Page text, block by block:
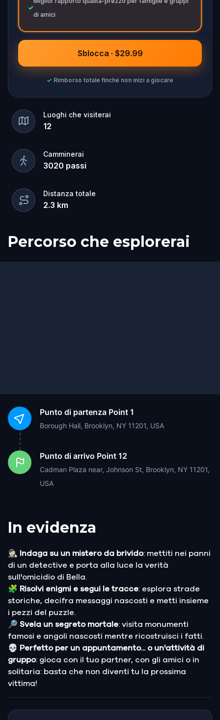
✓
di amici
Sblocca · $29.99
✓ Rimborso totale finché non inizi a giocare
Luoghi che visiterai
12
Camminerai
3020 passi
Distanza totale
2.3 km
Percorso che esplorerai
Inizio
Fine
Punto di partenza Point 1
Borough Hall, Brooklyn, NY 11201, USA
Punto di arrivo Point 12
Cadman Plaza near, Johnson St, Brooklyn, NY 11201,
USA
In evidenza
🕵🏻‍♂️ Indaga su un mistero da brivido: mettiti nei panni
di un detective e porta alla luce la verità
sull'omicidio di Bella.
🧩 Risolvi enigmi e segui le tracce: esplora strade
storiche, decifra messaggi nascosti e metti insieme
i pezzi del puzzle.
🔎 Svela un segreto mortale: visita monumenti
famosi e angoli nascosti mentre ricostruisci i fatti.
💀 Perfetto per un appuntamento... o un'attività di
gruppo: gioca con il tuo partner, con gli amici o in
solitaria: basta che non diventi tu la prossima
vittima!